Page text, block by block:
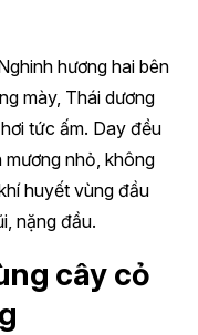
hương hai bên
mày, Thái dương
tức ấm. Day đều
nhỏ, không
huyết vùng đầu
nặng đầu.
cây cỏ